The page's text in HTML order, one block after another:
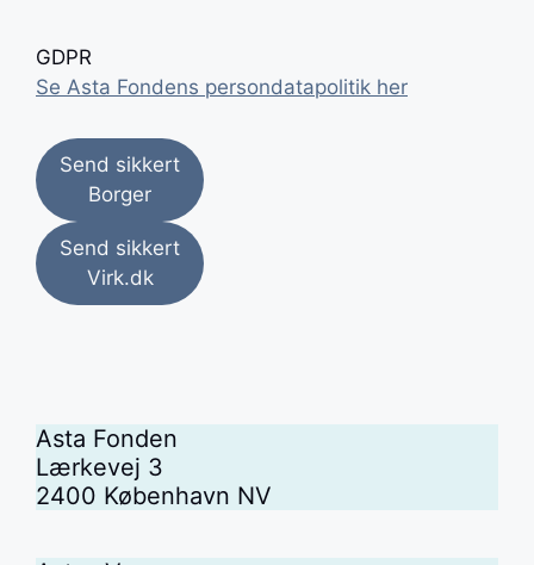
GDPR
Se Asta Fondens persondatapolitik her
Send sikkert
Borger
Send sikkert
Virk.dk
Asta Fonden
Lærkevej 3
2400 København NV